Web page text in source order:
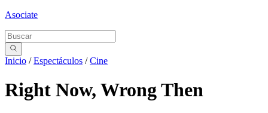
Asociate
Inicio /Espectáculos /Cine
Right Now, Wrong Then